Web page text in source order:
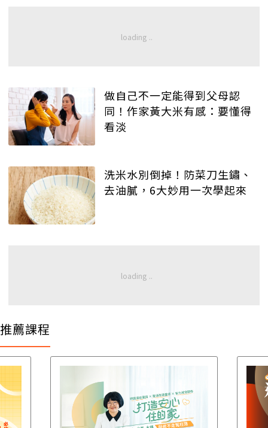
做自己不一定能得到父母認
同！作家黃大米有感：要懂得
看淡
洗米水別倒掉！防菜刀生鏽、
去油膩，6大妙用一次學起來
推薦課程